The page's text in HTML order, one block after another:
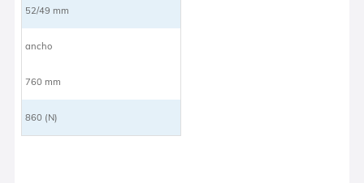
52/49 mm
ancho
760 mm
860 (N)